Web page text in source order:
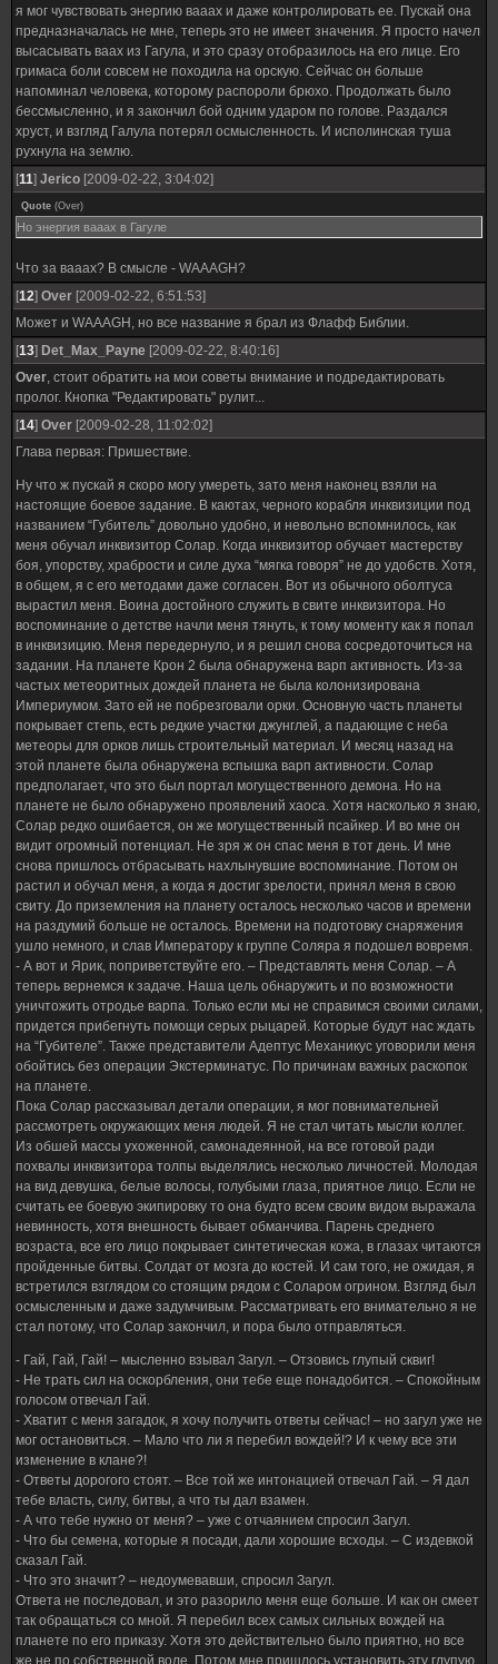
я мог чувствовать энергию вааах и даже контролировать ее. Пускай она
предназначалась не мне, теперь это не имеет значения. Я просто начел
высасывать ваах из Гагула, и это сразу отобразилось на его лице. Его
гримаса боли совсем не походила на орскую. Сейчас он больше
напоминал человека, которому распороли брюхо. Продолжать было
бессмысленно, и я закончил бой одним ударом по голове. Раздался
хруст, и взгляд Галула потерял осмысленность. И исполинская туша
рухнула на землю.
[11] Jerico [2009-02-22, 3:04:02]
Quote (Over)
Но энергия вааах в Гагуле
Что за вааах? В смысле - WAAAGH?
[12] Over [2009-02-22, 6:51:53]
Может и WAAAGH, но все название я брал из Флафф Библии.
[13] Det_Max_Payne [2009-02-22, 8:40:16]
Over, стоит обратить на мои советы внимание и подредактировать
пролог. Кнопка "Редактировать" рулит...
[14] Over [2009-02-28, 11:02:02]
Глава первая: Пришествие.
Ну что ж пускай я скоро могу умереть, зато меня наконец взяли на
настоящие боевое задание. В каютах, черного корабля инквизиции под
названием “Губитель” довольно удобно, и невольно вспомнилось, как
меня обучал инквизитор Солар. Когда инквизитор обучает мастерству
боя, упорству, храбрости и силе духа “мягка говоря” не до удобств. Хотя,
в общем, я с его методами даже согласен. Вот из обычного оболтуса
вырастил меня. Воина достойного служить в свите инквизитора. Но
воспоминание о детстве начли меня тянуть, к тому моменту как я попал
в инквизицию. Меня передернуло, и я решил снова сосредоточиться на
задании. На планете Крон 2 была обнаружена варп активность. Из-за
частых метеоритных дождей планета не была колонизирована
Империумом. Зато ей не побрезговали орки. Основную часть планеты
покрывает степь, есть редкие участки джунглей, а падающие с неба
метеоры для орков лишь строительный материал. И месяц назад на
этой планете была обнаружена вспышка варп активности. Солар
предполагает, что это был портал могущественного демона. Но на
планете не было обнаружено проявлений хаоса. Хотя насколько я знаю,
Солар редко ошибается, он же могущественный псайкер. И во мне он
видит огромный потенциал. Не зря ж он спас меня в тот день. И мне
снова пришлось отбрасывать нахлынувшие воспоминание. Потом он
растил и обучал меня, а когда я достиг зрелости, принял меня в свою
свиту. До приземления на планету осталось несколько часов и времени
на раздумий больше не осталось. Времени на подготовку снаряжения
ушло немного, и слав Императору к группе Соляра я подошел вовремя.
- А вот и Ярик, поприветствуйте его. – Представлять меня Солар. – А
теперь вернемся к задаче. Наша цель обнаружить и по возможности
уничтожить отродье варпа. Только если мы не справимся своими силами,
придется прибегнуть помощи серых рыцарей. Которые будут нас ждать
на “Губителе”. Также представители Адептус Механикус уговорили меня
обойтись без операции Экстерминатус. По причинам важных раскопок
на планете.
Пока Солар рассказывал детали операции, я мог повнимательней
рассмотреть окружающих меня людей. Я не стал читать мысли коллег.
Из обшей массы ухоженной, самонадеянной, на все готовой ради
похвалы инквизитора толпы выделялись несколько личностей. Молодая
на вид девушка, белые волосы, голубыми глаза, приятное лицо. Если не
считать ее боевую экипировку то она будто всем своим видом выражала
невинность, хотя внешность бывает обманчива. Парень среднего
возраста, все его лицо покрывает синтетическая кожа, в глазах читаются
пройденные битвы. Солдат от мозга до костей. И сам того, не ожидая, я
встретился взглядом со стоящим рядом с Соларом огрином. Взгляд был
осмысленным и даже задумчивым. Рассматривать его внимательно я не
стал потому, что Солар закончил, и пора было отправляться.
- Гай, Гай, Гай! – мысленно взывал Загул. – Отзовись глупый сквиг!
- Не трать сил на оскорбления, они тебе еще понадобится. – Спокойным
голосом отвечал Гай.
- Хватит с меня загадок, я хочу получить ответы сейчас! – но загул уже не
мог остановиться. – Мало что ли я перебил вождей!? И к чему все эти
изменение в клане?!
- Ответы дорогого стоят. – Все той же интонацией отвечал Гай. – Я дал
тебе власть, силу, битвы, а что ты дал взамен.
- А что тебе нужно от меня? – уже с отчаянием спросил Загул.
- Что бы семена, которые я посади, дали хорошие всходы. – С издевкой
сказал Гай.
- Что это значит? – недоумевавши, спросил Загул.
Ответа не последовал, и это разорило меня еще больше. И как он смеет
так обращаться со мной. Я перебил всех самых сильных вождей на
планете по его приказу. Хотя это действительно было приятно, но все
же не по собственной воле. Потом мне пришлось установить эту глупую